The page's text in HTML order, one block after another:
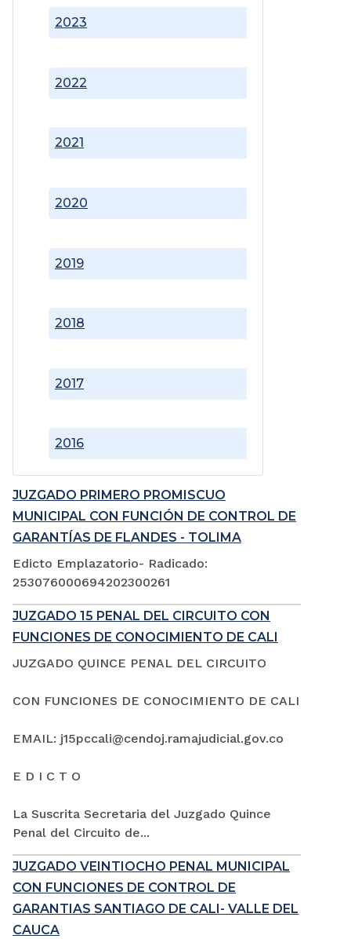
2016
2017
2018
2019
2020
2021
2022
2023
JUZGADO PRIMERO PROMISCUO
MUNICIPAL CON FUNCIÓN DE CONTROL DE
GARANTÍAS DE FLANDES - TOLIMA
Edicto Emplazatorio- Radicado:
253076000694202300261
JUZGADO 15 PENAL DEL CIRCUITO CON
FUNCIONES DE CONOCIMIENTO DE CALI
JUZGADO QUINCE PENAL DEL CIRCUITO
CON FUNCIONES DE CONOCIMIENTO DE CALI
EMAIL: j15pccali@cendoj.ramajudicial.gov.co
E D I C T O
La Suscrita Secretaria del Juzgado Quince
Penal del Circuito de...
JUZGADO VEINTIOCHO PENAL MUNICIPAL
CON FUNCIONES DE CONTROL DE
GARANTIAS SANTIAGO DE CALI- VALLE DEL
CAUCA